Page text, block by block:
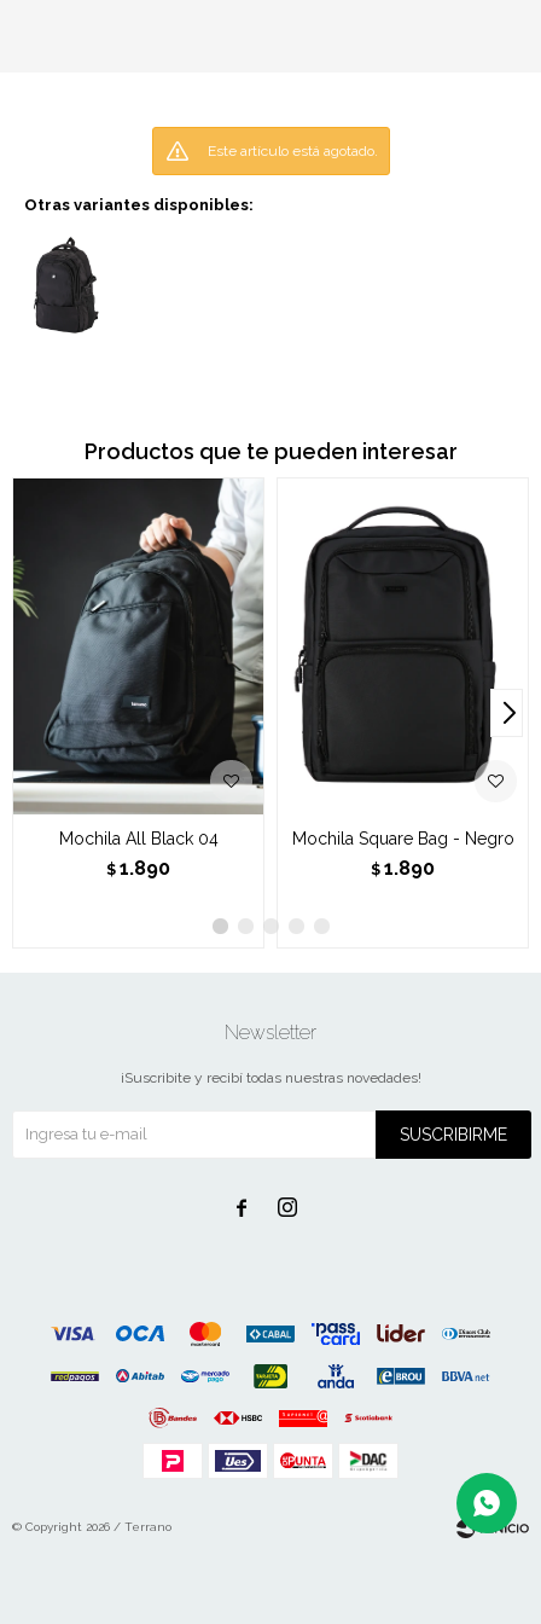
Este artículo está agotado.
Otras variantes disponibles:
Productos que te pueden interesar
Mochila All Black 04
$ 1.890
Mochila Square Bag - Negro
$ 1.890
Newsletter
¡Suscribite y recibí todas nuestras novedades!
SUSCRIBIRME
 
© Copyright 2026 / Terrano